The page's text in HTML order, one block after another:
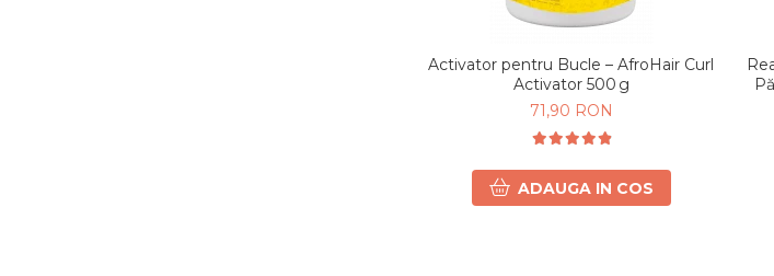
Activator pentru Bucle – AfroHair Curl
Activator 500 g
71,90 RON
ADAUGA IN COS